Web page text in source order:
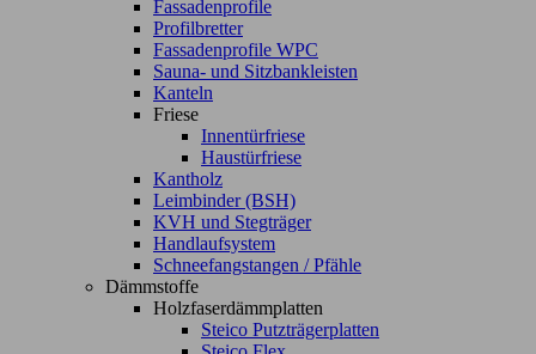
Fassadenprofile
Profilbretter
Fassadenprofile WPC
Sauna- und Sitzbankleisten
Kanteln
Friese
Innentürfriese
Haustürfriese
Kantholz
Leimbinder (BSH)
KVH und Stegträger
Handlaufsystem
Schneefangstangen / Pfähle
Dämmstoffe
Holzfaserdämmplatten
Steico Putzträgerplatten